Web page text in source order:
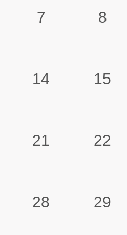
7 8
14 15
21 22
28 29